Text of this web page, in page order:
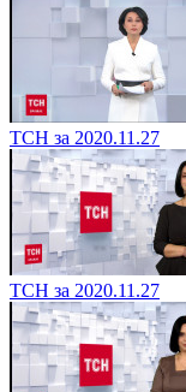
ТСН за 2020.11.27
ТСН за 2020.11.27